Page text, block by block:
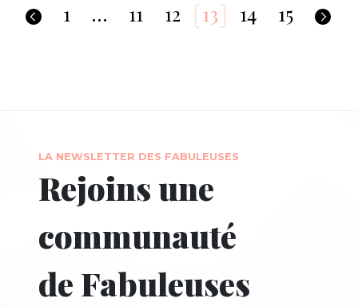
1 … 11 12 13 14 15
LA NEWSLETTER DES FABULEUSES
Rejoins une
communauté
de Fabuleuses